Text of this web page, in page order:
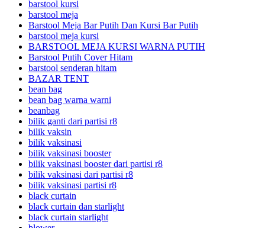
barstool kursi
barstool meja
Barstool Meja Bar Putih Dan Kursi Bar Putih
barstool meja kursi
BARSTOOL MEJA KURSI WARNA PUTIH
Barstool Putih Cover Hitam
barstool senderan hitam
BAZAR TENT
bean bag
bean bag warna warni
beanbag
bilik ganti dari partisi r8
bilik vaksin
bilik vaksinasi
bilik vaksinasi booster
bilik vaksinasi booster dari partisi r8
bilik vaksinasi dari partisi r8
bilik vaksinasi partisi r8
black curtain
black curtain dan starlight
black curtain starlight